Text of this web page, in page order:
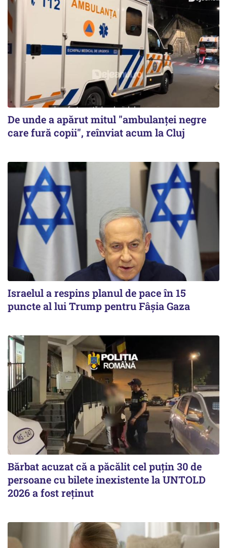
De unde a apărut mitul "ambulanței negre
care fură copii", reînviat acum la Cluj
Israelul a respins planul de pace în 15
puncte al lui Trump pentru Fâșia Gaza
Bărbat acuzat că a păcălit cel puțin 30 de
persoane cu bilete inexistente la UNTOLD
2026 a fost reținut